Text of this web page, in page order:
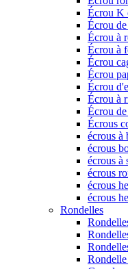
Écrou K
Écrou
Écrou à
Écrou à
Écrou
Écrou
Écrou
Écrou à
Écrou
Écrous
écrous à
écrous
écrous à
écrous
écrous
écrous
Rondelles